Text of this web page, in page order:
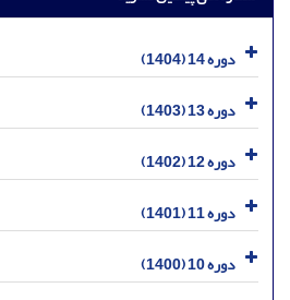
دوره 14 (1404)
دوره 13 (1403)
دوره 12 (1402)
دوره 11 (1401)
دوره 10 (1400)